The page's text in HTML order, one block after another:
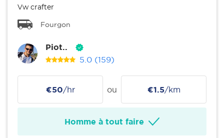
Vw crafter
Fourgon
Piot..
5.0 (159)
€50/hr ou €1.5/km
Homme à tout faire